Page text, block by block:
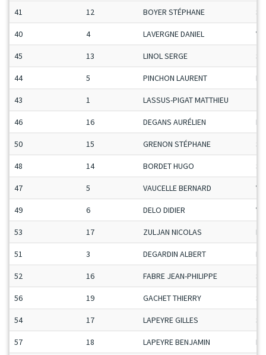
41 12 BOYER STÉPHANE
40 4 LAVERGNE DANIEL
45 13 LINOL SERGE
44 5 PINCHON LAURENT H-
43 1 LASSUS-PIGAT MATTHIEU
46 16 DEGANS AURÉLIEN
50 15 GRENON STÉPHANE
48 14 BORDET HUGO
47 5 VAUCELLE BERNARD
49 6 DELO DIDIER
53 17 ZULJAN NICOLAS
51 3 DEGARDIN ALBERT
52 16 FABRE JEAN-PHILIPPE
56 19 GACHET THIERRY
54 17 LAPEYRE GILLES
57 18 LAPEYRE BENJAMIN